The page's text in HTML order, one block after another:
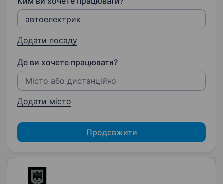
Додати посаду
Де ви хочете працювати?
Додати місто
Продовжити